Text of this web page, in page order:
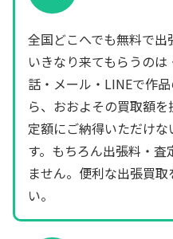
全国どこへでも無料で出
いきなり来てもらうの
話・メール・LINEで作
ら、おおよその買取額
定額にご納得いただけ
す。もちろん出張料・
ません。便利な出張買
い。